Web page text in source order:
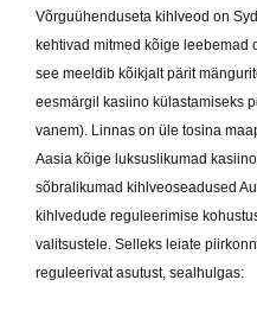
Võrguühenduseta kihlveod on
kehtivad mitmed kõige leebemad
see meeldib kõikjalt pärit
eesmärgil kasiino külastamiseks
vanem). Linnas on üle tosina
Aasia kõige luksuslikumad
sõbralikumad kihlveoseadused
kihlvedude reguleerimise
valitsustele. Selleks leiate
reguleerivat asutust, sealhulgas: